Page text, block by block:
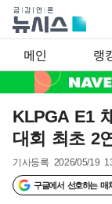
메인 랭
KLPGA E1
대회 최초 2
기사등록 2026/05/19
구글에서 선호하는 매